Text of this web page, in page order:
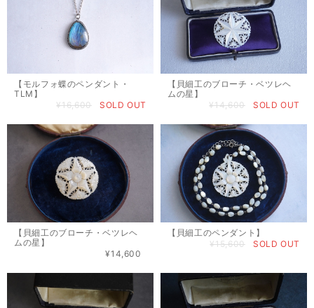
【モルフォ蝶のペンダント・
TLM】
¥16,600
SOLD OUT
【貝細工のブローチ・ベツレヘ
ムの星】
¥14,600
SOLD OUT
【貝細工のブローチ・ベツレヘ
ムの星】
¥14,600
【貝細工のペンダント】
¥15,600
SOLD OUT